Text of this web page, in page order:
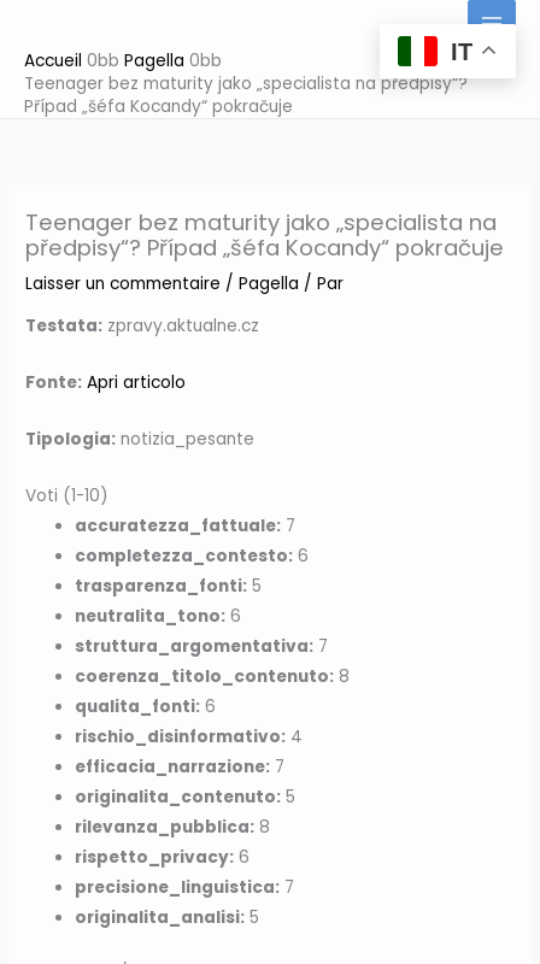
contenu
Accueil
Pagella
Teenager bez maturity jako „specialista na předpisy“?
Případ „šéfa Kocandy“ pokračuje
Teenager bez maturity jako „specialista na
předpisy“? Případ „šéfa Kocandy“ pokračuje
Laisser un commentaire /Pagella / Par
Testata: zpravy.aktualne.cz
Fonte: Apri articolo
Tipologia: notizia_pesante
Voti (1-10)
accuratezza_fattuale: 7
completezza_contesto: 6
trasparenza_fonti: 5
neutralita_tono: 6
struttura_argomentativa: 7
coerenza_titolo_contenuto: 8
qualita_fonti: 6
rischio_disinformativo: 4
efficacia_narrazione: 7
originalita_contenuto: 5
rilevanza_pubblica: 8
rispetto_privacy: 6
precisione_linguistica: 7
originalita_analisi: 5
IT